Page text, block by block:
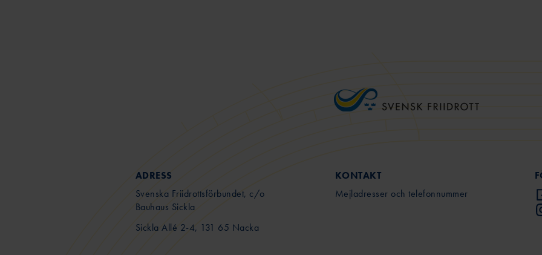
ADRESS
Svenska Friidrottsförbundet, c/o
Bauhaus Sickla
Sickla Allé 2-4, 131 65 Nacka
KONTAKT
Mejladresser och telefonnummer